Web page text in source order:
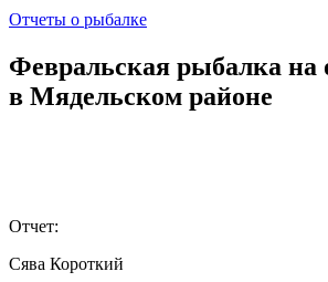
Отчеты о рыбалке
Февральская рыбалка на
в Мядельском районе
Отчет:
Сява Короткий